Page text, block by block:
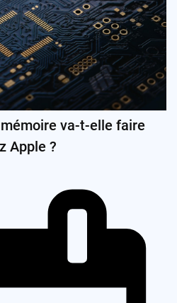
va-t-elle faire
Apple ?